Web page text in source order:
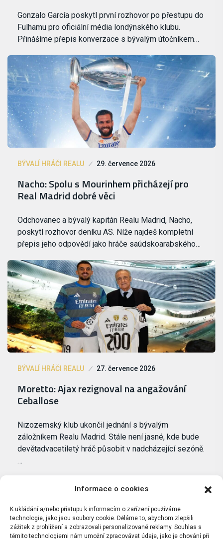
Informace o cookies
K ukládání a/nebo přístupu k informacím o zařízení používáme
technologie, jako jsou soubory cookie. Děláme to, abychom zlepšili
zážitek z prohlížení a zobrazovali personalizované reklamy. Souhlas s
těmito technologiemi nám umožní zpracovávat údaje, jako je chování při
Gonzalo García poskytl první rozhovor po přestupu do
Fulhamu pro oficiální média londýnského klubu.
Přinášíme přepis konverzace s bývalým útočníkem…
BÝVALÍ HRÁČI REALU 29. července 2026
Nacho: Spolu s Mourinhem přicházejí pro
Real Madrid dobré věci
Odchovanec a bývalý kapitán Realu Madrid, Nacho,
poskytl rozhovor deníku AS. Níže najdeš kompletní
přepis jeho odpovědí jako hráče saúdskoarabského…
BÝVALÍ HRÁČI REALU 27. července 2026
Moretto: Ajax rezignoval na angažování
Ceballose
Nizozemský klub ukončil jednání s bývalým
záložníkem Realu Madrid. Stále není jasné, kde bude
devětadvacetiletý hráč působit v nadcházející sezóně.
…